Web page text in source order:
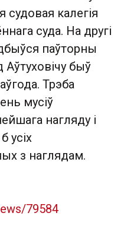
судовая калегія
суда. На другі
паўторны
Аўтуховічу быў
Трэба
мусіў
нагляду і
усіх
з наглядам.
79584